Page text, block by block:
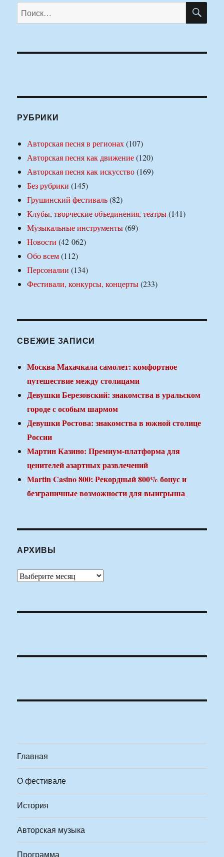
Искать:
РУБРИКИ
Авторская песня в регионах(107)
Авторская песня как движение(120)
Авторская песня как искусство(169)
Без рубрики (145)
Грушинский фестиваль(82)
Клубы, творческие объединения, театры(141)
Музыкальные инструменты(69)
Новости (42 062)
Обо всем(112)
Персоналии (134)
Фестивали, конкурсы, концерты(233)
СВЕЖИЕ ЗАПИСИ
Москва Махачкала самолет: комфортное
путешествие между столицами
Девушки Березовский: знакомства в уральском
городе с особым шармом
Девушки Ростова: знакомства в южной столице
России
Мартин Казино: Премиум-платформа для
ценителей азартных развлечений
Martin Casino 800: Рекордный 800% бонус и
безграничные возможности для выигрыша
АРХИВЫ
Архивы
Главная
О фестивале
История
Авторская музыка
Программа